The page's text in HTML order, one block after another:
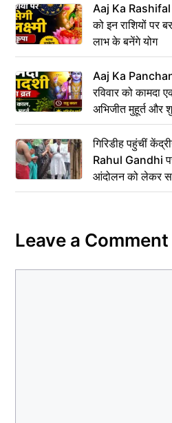
Aaj Ka
को इन राशियों पर
लाभ के बनेंगे योग
Aaj Ka
रविवार को कामदा
अभिजीत मुहूर्त और
गिरिडीह पहुंचीं
Rahul Gandhi पर
आंदोलन को लेकर
Leave a Comment